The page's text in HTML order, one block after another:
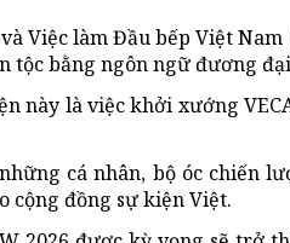
Việc làm Đầu bếp Việt
bằng ngôn ngữ đương
này là việc khởi xướng
cá nhân, bộ óc chiến
cộng đồng sự kiện Việt.